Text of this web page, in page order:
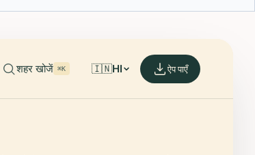
शहर खोजें ⌘K 🇮🇳HI ऐप पाएँ